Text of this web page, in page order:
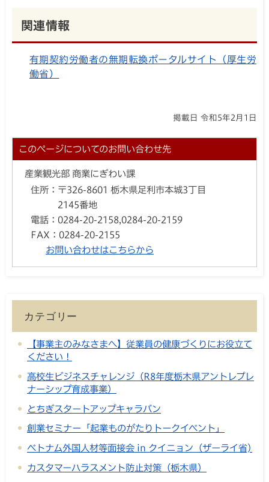
関連情報
有期契約労働者の無期転換ポータルサイト（厚生労
働省）
掲載日 令和5年2月1日
このページについてのお問い合わせ先
産業観光部 商業にぎわい課
住所： 〒326-8601 栃木県足利市本城3丁目
2145番地
電話： 0284-20-2158,0284-20-2159
FAX： 0284-20-2155
お問い合わせはこちらから
カテゴリー
【事業主のみなさまへ】従業員の健康づくりにお役立て
ください！
高校生ビジネスチャレンジ（R8年度栃木県アントレプレ
ナーシップ育成事業）
とちぎスタートアップキャラバン
創業セミナー「起業ものがたりトークイベント」
ベトナム外国人材等面接会 in クイニョン（ザーライ省)
カスタマーハラスメント防止対策（栃木県）